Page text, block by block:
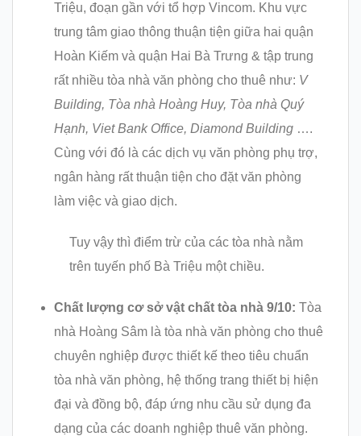
Triệu, đoạn gần với tổ hợp Vincom. Khu vực
trung tâm giao thông thuận tiện giữa hai quận
Hoàn Kiếm và quận Hai Bà Trưng & tập trung
rất nhiều tòa nhà văn phòng cho thuê như: V
Building, Tòa nhà Hoàng Huy, Tòa nhà Quý
Hạnh, Viet Bank Office, Diamond Building….
Cùng với đó là các dịch vụ văn phòng phụ trợ,
ngân hàng rất thuận tiện cho đặt văn phòng
làm việc và giao dịch.
Tuy vậy thì điểm trừ của các tòa nhà nằm
trên tuyến phố Bà Triệu một chiều.
Chất lượng cơ sở vật chất tòa nhà 9/10: Tòa
nhà Hoàng Sâm là tòa nhà văn phòng cho thuê
chuyên nghiệp được thiết kế theo tiêu chuẩn
tòa nhà văn phòng, hệ thống trang thiết bị hiện
đại và đồng bộ, đáp ứng nhu cầu sử dụng đa
dạng của các doanh nghiệp thuê văn phòng.